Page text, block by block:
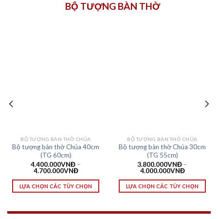
BỘ TƯỢNG BÀN THỜ
BỘ TƯỢNG BÀN THỜ CHÚA
Bộ tượng bàn thờ Chúa 40cm
(TG 60cm)
4.400.000VNĐ –
4.700.000VNĐ
LỰA CHỌN CÁC TÙY CHỌN
BỘ TƯỢNG BÀN THỜ CHÚA
Bộ tượng bàn thờ Chúa 30cm
(TG 55cm)
3.800.000VNĐ –
4.000.000VNĐ
LỰA CHỌN CÁC TÙY CHỌN